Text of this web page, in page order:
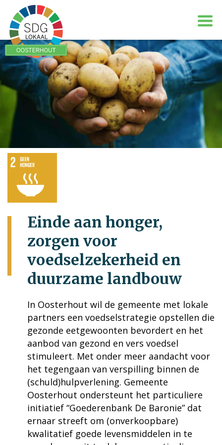
Einde aan honger,
zorgen voor
voedselzekerheid en
duurzame landbouw
In Oosterhout wil de gemeente met lokale
partners een voedselstrategie opstellen die
gezonde eetgewoonten bevordert en het
aanbod van gezond en vers voedsel
stimuleert. Met onder meer aandacht voor
het tegengaan van verspilling binnen de
(schuld)hulpverlening. Gemeente
Oosterhout ondersteunt het particuliere
initiatief “Goederenbank De Baronie” dat
ernaar streeft om (onverkoopbare)
kwalitatief goede levensmiddelen in te